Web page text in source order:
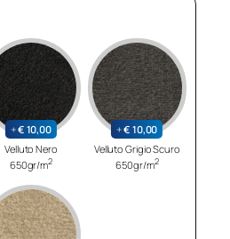
+€ 10,00
Velluto Nero
650gr/m2
+€ 10,00
Velluto Grigio Scuro
650gr/m2